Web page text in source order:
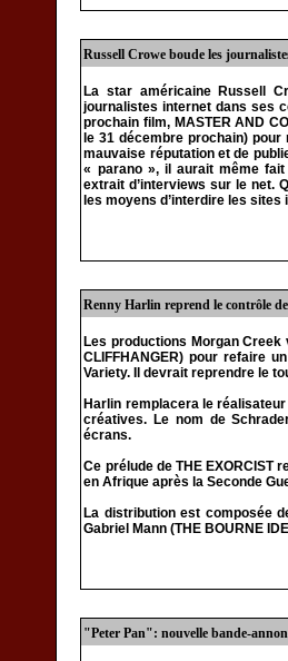
Russell Crowe boude les
La star américaine Russell
journalistes internet dans ses
prochain film, MASTER AND
le 31 décembre prochain)
mauvaise réputation et de
« parano », il aurait même
extrait d’interviews sur le net.
les moyens d’interdire les sites
Renny Harlin reprend le contrôle
Les productions Morgan
CLIFFHANGER) pour refaire
Variety. Il devrait reprendre le
Harlin remplacera le
créatives. Le nom de
écrans.
Ce prélude de THE
en Afrique après la Seconde
La distribution est composée
Gabriel Mann (THE BOURNE
"Peter Pan": nouvelle bande-